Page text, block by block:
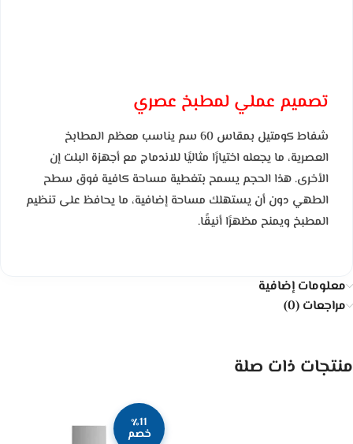
تصميم عملي لمطبخ عصري
شفاط كومتيل بمقاس 60 سم يناسب معظم المطابخ
العصرية، ما يجعله اختيارًا مثاليًا للاندماج مع أجهزة البلت إن
الأخرى. هذا الحجم يسمح بتغطية مساحة كافية فوق سطح
الطهي دون أن يستهلك مساحة إضافية، ما يحافظ على تنظيم
المطبخ ويمنح مظهرًا أنيقًا.
معلومات إضافية
مراجعات (0)
منتجات ذات صلة
٪11
خصم